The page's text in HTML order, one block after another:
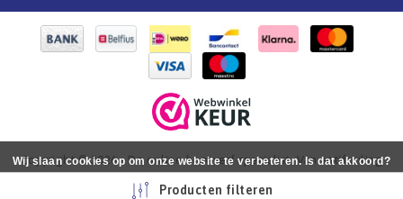
Copyright © 2026 - De online bootverf specialist. Van antifouling
tot aflak. - All rights reserved - RealizationInStijl Media
Producten filteren
Wij slaan cookies op om onze website te verbeteren. Is dat akkoord?
Nee Meer over cookies »